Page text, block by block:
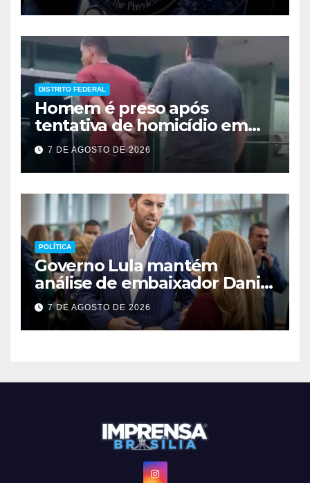
DISTRITO FEDERAL
Homem é preso após
tentativa de homicídio em
festa em São Sebastião
7 DE AGOSTO DE 2026
POLÍTICA
Governo Lula mantém
análise de embaixador Daniel
Perez para depois das
eleições
7 DE AGOSTO DE 2026